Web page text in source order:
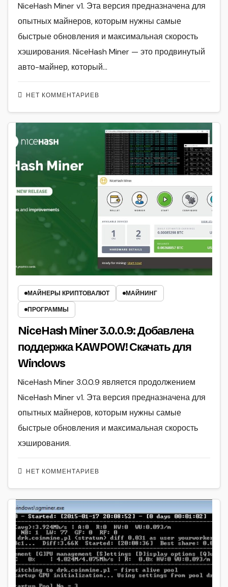
НЕТ КОММЕНТАРИЕВ
NiceHash Miner v1. Эта версия предназначена для
опытных майнеров, которым нужны самые
быстрые обновления и максимальная скорость
хэширования. NiceHash Miner — это продвинутый
авто-майнер, который…
МАЙНЕРЫ КРИПТОВАЛЮТ
МАЙНИНГ
ПРОГРАММЫ
NiceHash Miner 3.0.0.9: Добавлена
поддержка KAWPOW! Скачать для
Windows
НЕТ КОММЕНТАРИЕВ
NiceHash Miner 3.0.0.9 является продолжением
NiceHash Miner v1. Эта версия предназначена для
опытных майнеров, которым нужны самые
быстрые обновления и максимальная скорость
хэширования.